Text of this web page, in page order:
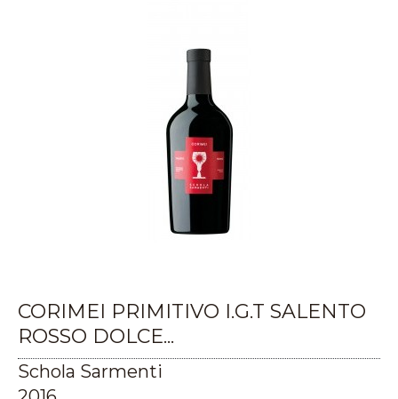
CORIMEI PRIMITIVO I.G.T SALENTO
ROSSO DOLCE...
Schola Sarmenti